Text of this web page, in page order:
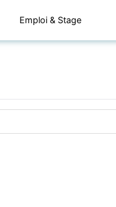
Emploi & Stage